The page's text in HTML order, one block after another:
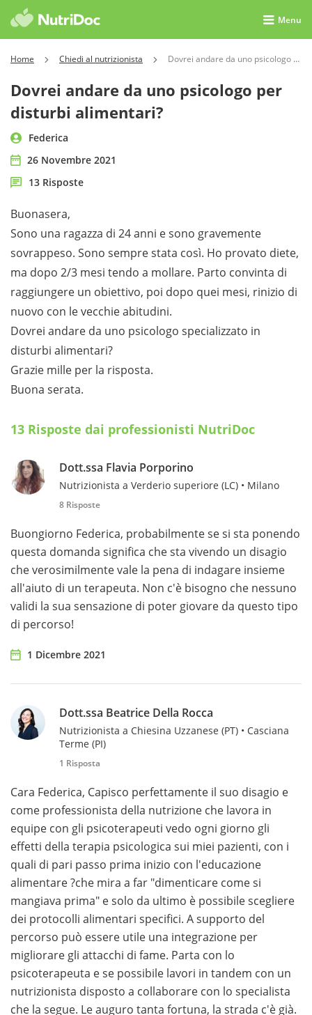
Menu
Home Chiedi al nutrizionista Dovrei andare da uno psicologo per disturbi alimentari?
Dovrei andare da uno psicologo per
disturbi alimentari?
Federica
26 Novembre 2021
13 Risposte
Buonasera,
Sono una ragazza di 24 anni e sono gravemente
sovrappeso. Sono sempre stata così. Ho provato diete,
ma dopo 2/3 mesi tendo a mollare. Parto convinta di
raggiungere un obiettivo, poi dopo quei mesi, rinizio di
nuovo con le vecchie abitudini.
Dovrei andare da uno psicologo specializzato in
disturbi alimentari?
Grazie mille per la risposta.
Buona serata.
13 Risposte dai professionisti NutriDoc
Dott.ssa Flavia Porporino
Nutrizionista a Verderio superiore (LC) • Milano
8 Risposte
Buongiorno Federica, probabilmente se si sta ponendo
questa domanda significa che sta vivendo un disagio
che verosimilmente vale la pena di indagare insieme
all'aiuto di un terapeuta. Non c'è bisogno che nessuno
validi la sua sensazione di poter giovare da questo tipo
di percorso!
1 Dicembre 2021
Dott.ssa Beatrice Della Rocca
Nutrizionista a Chiesina Uzzanese (PT) • Casciana
Terme (PI)
1 Risposta
Cara Federica, Capisco perfettamente il suo disagio e
come professionista della nutrizione che lavora in
equipe con gli psicoterapeuti vedo ogni giorno gli
effetti della terapia psicologica sui miei pazienti, con i
quali di pari passo prima inizio con l'educazione
alimentare ?che mira a far "dimenticare come si
mangiava prima" e solo da ultimo è possibile scegliere
dei protocolli alimentari specifici. A supporto del
percorso può essere utile una integrazione per
migliorare gli attacchi di fame. Parta con lo
psicoterapeuta e se possibile lavori in tandem con un
nutrizionista disposto a collaborare con lo specialista
che la segue. Le auguro tanta fortuna, la strada c'è già.